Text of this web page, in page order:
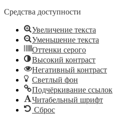
Средства доступности
Увеличение текста
Уменьшение текста
Оттенки серого
Высокий контраст
Негативный контраст
Светлый фон
Подчёркивание ссылок
Читабельный шрифт
Сброс